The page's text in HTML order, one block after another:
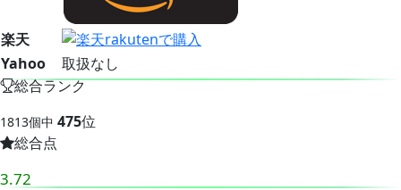
楽天
Yahoo
取扱なし
総合ランク
1813個中 475位
総合点
3.72